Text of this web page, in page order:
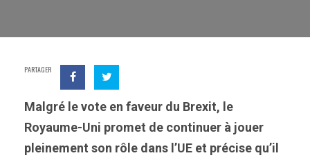
PARTAGER
Malgré le vote en faveur du Brexit, le
Royaume-Uni promet de continuer à jouer
pleinement son rôle dans l’UE et précise qu’il